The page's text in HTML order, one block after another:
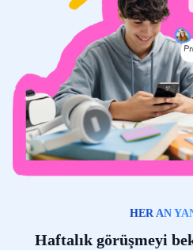
HER AN
Haftalık görüşmeyi